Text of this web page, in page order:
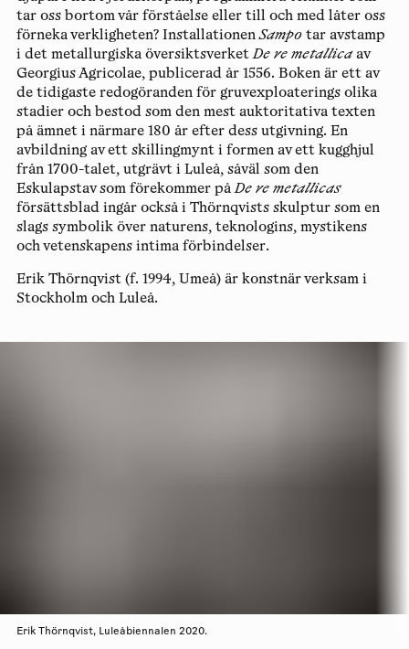
tar oss bortom vår förståelse eller till och med låter oss
förneka verkligheten? InstallationenSampotar avstamp
i det metallurgiska översiktsverketDe re metallicaav
Georgius Agricolae, publicerad år 1556. Boken är ett av
de tidigaste redogöranden för gruvexploaterings olika
stadier och bestod som den mest auktoritativa texten
på ämnet i närmare 180 år efter dess utgivning. En
avbildning av ett skillingmynt i formen av ett kugghjul
från 1700-talet, utgrävt i Luleå, såväl som den
Eskulapstav som förekommer påDe re metallicas
försättsblad ingår också i Thörnqvists skulptur som en
slags symbolik över naturens, teknologins, mystikens
och vetenskapens intima förbindelser.
Erik Thörnqvist(f. 1994, Umeå) är konstnär verksam i
Stockholm och Luleå.
Erik Thörnqvist, Luleåbiennalen 2020.